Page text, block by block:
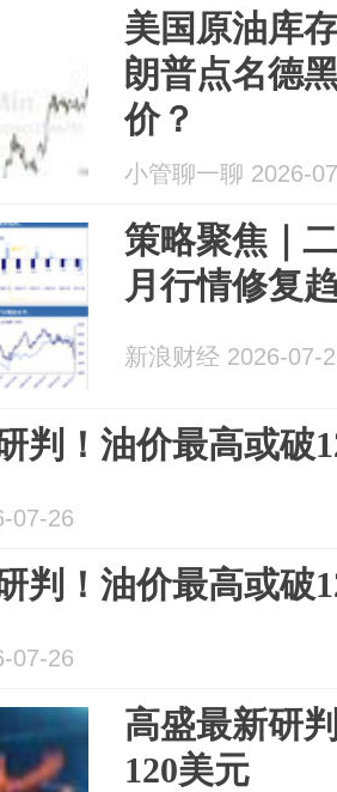
美国原油库
朗普点名德
价？
小管聊一聊 2026-
策略聚焦｜
月行情修复
新浪财经 2026-07-
判！油价最高或破
07-26
判！油价最高或破
07-26
高盛最新研
120美元